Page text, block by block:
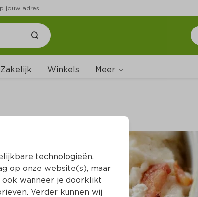
jouw adres
Zakelijk Winkels Meer
Wijnshop
Boodschappenlijstjes
technologieën,
op onze website(s), maar
ook wanneer je doorklikt
Verder kunnen wij